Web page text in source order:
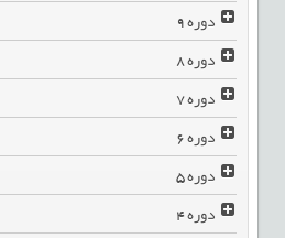
دوره9
دوره8
دوره7
دوره6
دوره5
دوره4